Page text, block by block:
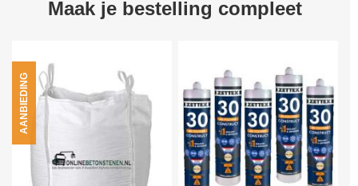
Maak je bestelling compleet
AANBIEDING